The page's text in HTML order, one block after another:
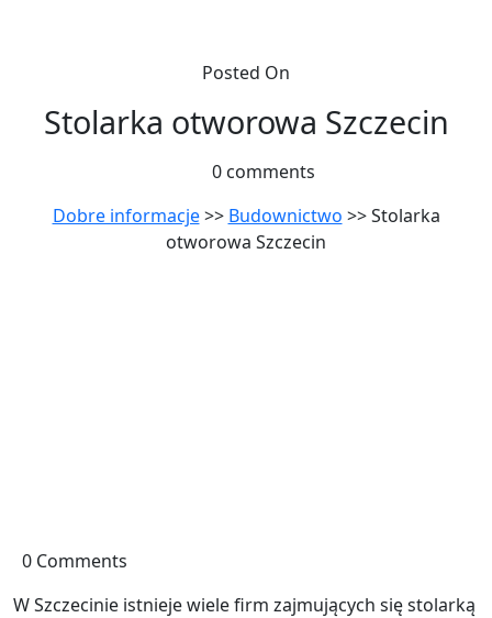
Posted On
Stolarka otworowa Szczecin
0 comments
Dobre informacje>> Budownictwo >> Stolarka
otworowa Szczecin
0 Comments
W Szczecinie istnieje wiele firm zajmujących się stolarką